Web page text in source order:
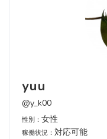
yuu
@y_k00
性別： 女性
稼働状況： 対応可能